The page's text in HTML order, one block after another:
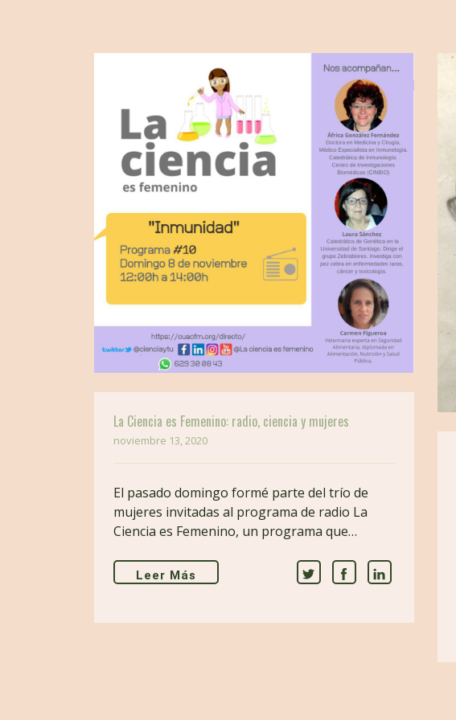
La Ciencia es Femenino: radio, ciencia y mujeres
noviembre 13, 2020
El pasado domingo formé parte del trío de
mujeres invitadas al programa de radio La
Ciencia es Femenino, un programa que…
Leer Más